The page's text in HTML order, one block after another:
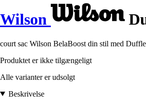
Wilson
court sac Wilson BelaBoost din stil med
Produktet er ikke tilgængeligt
Alle varianter er udsolgt
Beskrivelse